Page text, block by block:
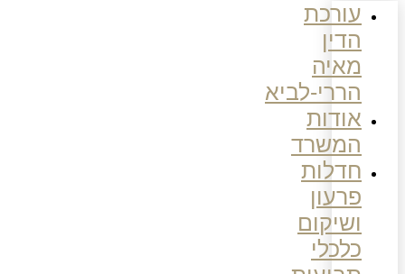
עורכת
הדין
מאיה
הררי-לביא
אודות
המשרד
חדלות
פרעון
ושיקום
כלכלי